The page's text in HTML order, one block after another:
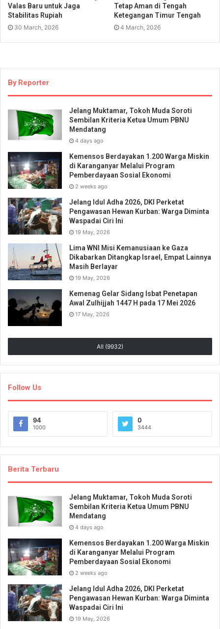
Valas Baru untuk Jaga
Stabilitas Rupiah
30 March, 2026
Tetap Aman di Tengah
Ketegangan Timur Tengah
4 March, 2026
By Reporter
Jelang Muktamar, Tokoh Muda Soroti
Sembilan Kriteria Ketua Umum PBNU
Mendatang
4 days ago
Kemensos Berdayakan 1.200 Warga Miskin
di Karanganyar Melalui Program
Pemberdayaan Sosial Ekonomi
2 weeks ago
Jelang Idul Adha 2026, DKI Perketat
Pengawasan Hewan Kurban: Warga Diminta
Waspadai Ciri Ini
19 May, 2026
Lima WNI Misi Kemanusiaan ke Gaza
Dikabarkan Ditangkap Israel, Empat Lainnya
Masih Berlayar
19 May, 2026
Kemenag Gelar Sidang Isbat Penetapan
Awal Zulhijjah 1447 H pada 17 Mei 2026
17 May, 2026
All (9932)
Follow Us
94
1000
0
3444
Berita Terbaru
Jelang Muktamar, Tokoh Muda Soroti
Sembilan Kriteria Ketua Umum PBNU
Mendatang
4 days ago
Kemensos Berdayakan 1.200 Warga Miskin
di Karanganyar Melalui Program
Pemberdayaan Sosial Ekonomi
2 weeks ago
Jelang Idul Adha 2026, DKI Perketat
Pengawasan Hewan Kurban: Warga Diminta
Waspadai Ciri Ini
19 May, 2026